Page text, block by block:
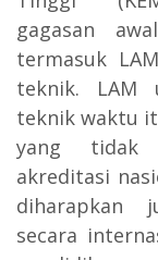
gagasan
termasuk
teknik. LAM
teknik waktu
yang tidak
akreditasi
diharapkan
secara